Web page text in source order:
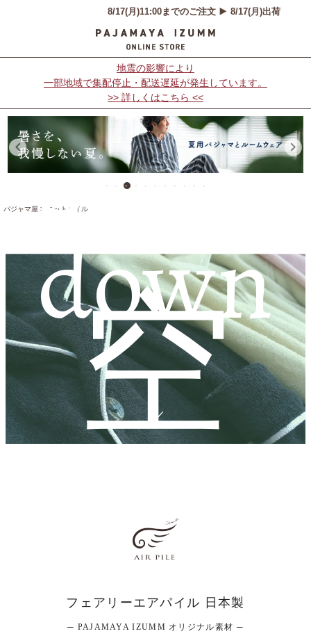
地震の影響により
一部地域で集配停止・配送遅延が発生しています。
>> 詳しくはこちら <<
パジャマ屋 ニットパイル
空
気
Scroll
down
フェアリーエアパイル 日本製
─ PAJAMAYA IZUMM オリジナル素材 ─